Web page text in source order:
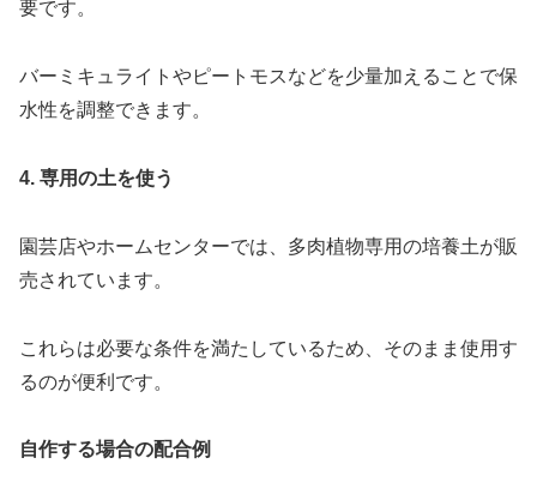
要です。
バーミキュライトやピートモスなどを少量加えることで保
水性を調整できます。
4. 専用の土を使う
園芸店やホームセンターでは、多肉植物専用の培養土が販
売されています。
これらは必要な条件を満たしているため、そのまま使用す
るのが便利です。
自作する場合の配合例